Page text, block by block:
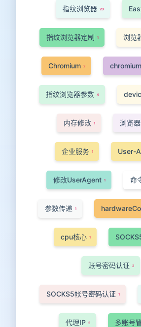
指纹浏览器 20
指纹浏览器定制 1 浏览
Chromium 2
指纹浏览器参数 4
内存修改 1 浏览
企业服务 1 User-
修改UserAgent 1 命
参数传递 1
cpu核心 1
账号密码认证 2
SOCKS5帐号密码认证 1
代理IP 5 多账号